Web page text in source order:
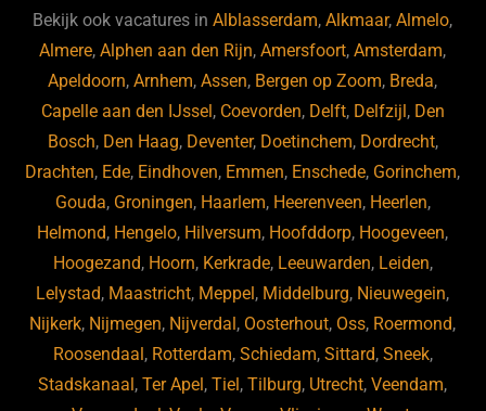
b
o
o
k
d
s
a
m
ky dI
n
Bekijk ook vacatures inAlblasserdam,Alkmaar,Almelo,
Almere,Alphen aan den Rijn,Amersfoort,Amsterdam,
Apeldoorn,Arnhem,Assen, Bergen op Zoom, Breda,
Capelle aan den IJssel, Coevorden, Delft, Delfzijl, Den
Bosch, Den Haag, Deventer, Doetinchem, Dordrecht,
Drachten, Ede, Eindhoven, Emmen, Enschede, Gorinchem,
Gouda, Groningen, Haarlem, Heerenveen, Heerlen,
Helmond, Hengelo, Hilversum, Hoofddorp, Hoogeveen,
Hoogezand, Hoorn, Kerkrade, Leeuwarden, Leiden,
Lelystad, Maastricht, Meppel, Middelburg, Nieuwegein,
Nijkerk, Nijmegen, Nijverdal, Oosterhout, Oss, Roermond,
Roosendaal, Rotterdam, Schiedam, Sittard, Sneek,
Stadskanaal,Ter Apel,Tiel,Tilburg, Utrecht,Veendam,